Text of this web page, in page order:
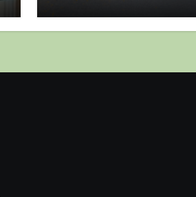
комбинация